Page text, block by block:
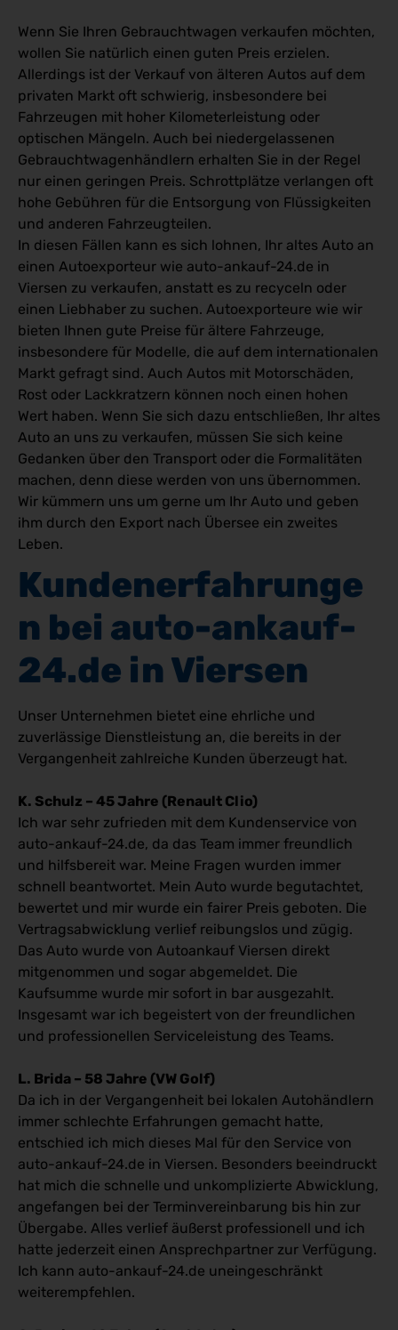
Wenn Sie Ihren Gebrauchtwagen verkaufen möchten,
wollen Sie natürlich einen guten Preis erzielen.
Allerdings ist der Verkauf von älteren Autos auf dem
privaten Markt oft schwierig, insbesondere bei
Fahrzeugen mit hoher Kilometerleistung oder
optischen Mängeln. Auch bei niedergelassenen
Gebrauchtwagenhändlern erhalten Sie in der Regel
nur einen geringen Preis. Schrottplätze verlangen oft
hohe Gebühren für die Entsorgung von Flüssigkeiten
und anderen Fahrzeugteilen.
In diesen Fällen kann es sich lohnen, Ihr altes Auto an
einen Autoexporteur wie auto-ankauf-24.de in
Viersen zu verkaufen, anstatt es zu recyceln oder
einen Liebhaber zu suchen. Autoexporteure wie wir
bieten Ihnen gute Preise für ältere Fahrzeuge,
insbesondere für Modelle, die auf dem internationalen
Markt gefragt sind. Auch Autos mit Motorschäden,
Rost oder Lackkratzern können noch einen hohen
Wert haben. Wenn Sie sich dazu entschließen, Ihr altes
Auto an uns zu verkaufen, müssen Sie sich keine
Gedanken über den Transport oder die Formalitäten
machen, denn diese werden von uns übernommen.
Wir kümmern uns um gerne um Ihr Auto und geben
ihm durch den Export nach Übersee ein zweites
Leben.
Kundenerfahrunge
n bei auto-ankauf-
24.de in Viersen
Unser Unternehmen bietet eine ehrliche und
zuverlässige Dienstleistung an, die bereits in der
Vergangenheit zahlreiche Kunden überzeugt hat.
K. Schulz – 45 Jahre (Renault Clio)
Ich war sehr zufrieden mit dem Kundenservice von
auto-ankauf-24.de, da das Team immer freundlich
und hilfsbereit war. Meine Fragen wurden immer
schnell beantwortet. Mein Auto wurde begutachtet,
bewertet und mir wurde ein fairer Preis geboten. Die
Vertragsabwicklung verlief reibungslos und zügig.
Das Auto wurde von Autoankauf Viersen direkt
mitgenommen und sogar abgemeldet. Die
Kaufsumme wurde mir sofort in bar ausgezahlt.
Insgesamt war ich begeistert von der freundlichen
und professionellen Serviceleistung des Teams.
L. Brida – 58 Jahre (VW Golf)
Da ich in der Vergangenheit bei lokalen Autohändlern
immer schlechte Erfahrungen gemacht hatte,
entschied ich mich dieses Mal für den Service von
auto-ankauf-24.de in Viersen. Besonders beeindruckt
hat mich die schnelle und unkomplizierte Abwicklung,
angefangen bei der Terminvereinbarung bis hin zur
Übergabe. Alles verlief äußerst professionell und ich
hatte jederzeit einen Ansprechpartner zur Verfügung.
Ich kann auto-ankauf-24.de uneingeschränkt
weiterempfehlen.